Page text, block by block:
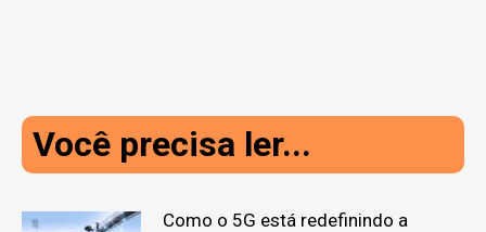
Você precisa ler...
Como o 5G está redefinindo a